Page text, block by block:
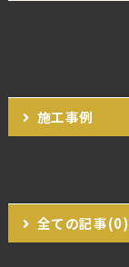
施工事例
全ての記事(0)